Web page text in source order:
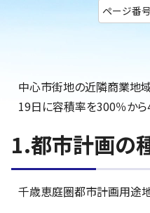
ページ番
中心市街地の近隣商業地
19日に容積率を300％から
1.都市計画の
千歳恵庭圏都市計画用途